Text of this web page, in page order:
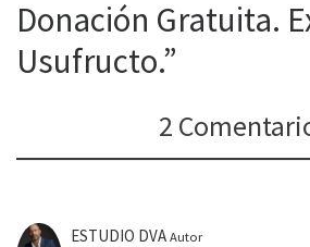
Donación Gratuita.
Usufructo.”
2
ESTUDIO DVA Autor